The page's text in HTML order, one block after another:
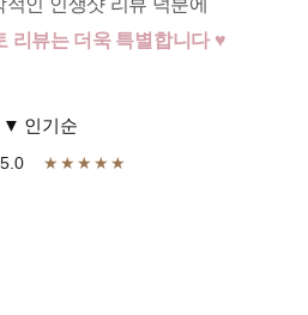
리뷰는 더욱 특별합니다 ♥
▼ 인기순
★★★★★